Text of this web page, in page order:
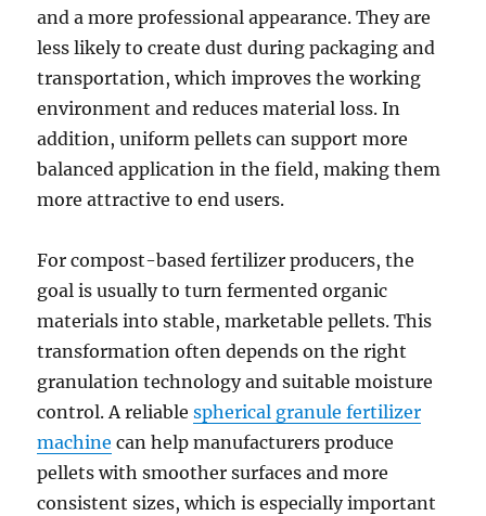
and a more professional appearance. They are
less likely to create dust during packaging and
transportation, which improves the working
environment and reduces material loss. In
addition, uniform pellets can support more
balanced application in the field, making them
more attractive to end users.
For compost-based fertilizer producers, the
goal is usually to turn fermented organic
materials into stable, marketable pellets. This
transformation often depends on the right
granulation technology and suitable moisture
control. A reliablespherical granule fertilizer
machine can help manufacturers produce
pellets with smoother surfaces and more
consistent sizes, which is especially important